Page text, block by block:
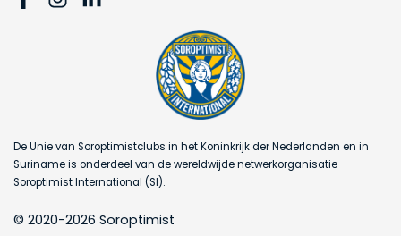
De Unie van Soroptimistclubs in het Koninkrijk der Nederlanden en in
Suriname is onderdeel van de wereldwijde netwerkorganisatie
Soroptimist International (SI).
© 2020-2026 Soroptimist